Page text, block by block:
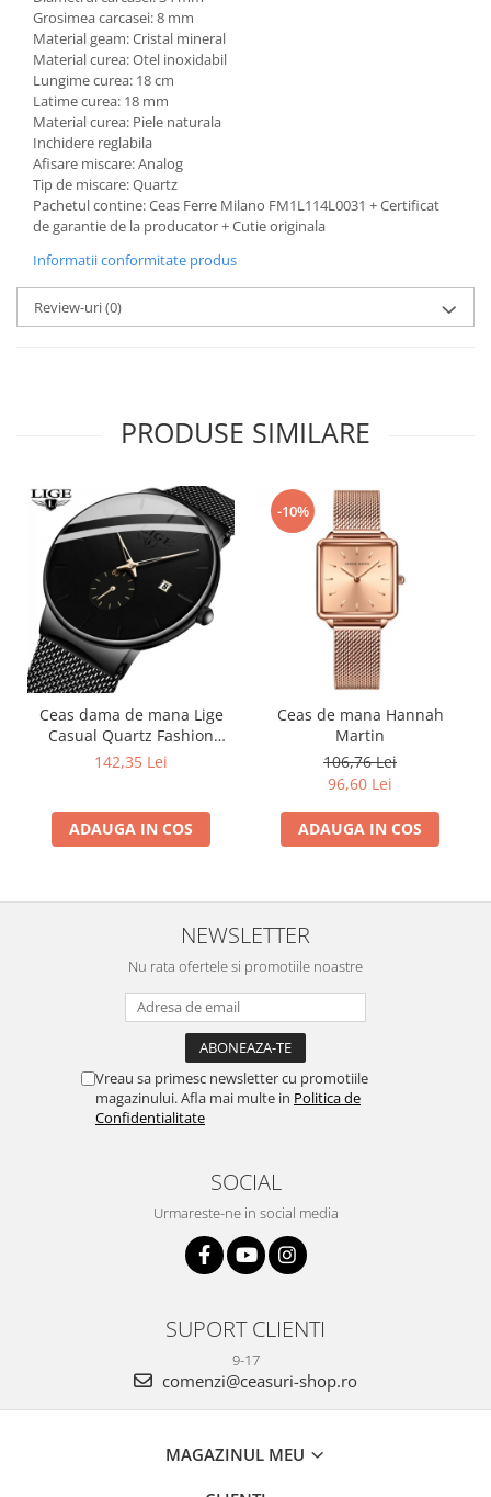
Grosimea carcasei: 8 mm
Material geam: Cristal mineral
Material curea: Otel inoxidabil
Lungime curea: 18 cm
Latime curea: 18 mm
Material curea: Piele naturala
Inchidere reglabila
Afisare miscare: Analog
Tip de miscare: Quartz
Pachetul contine: Ceas Ferre Milano FM1L114L0031 + Certificat
de garantie de la producator + Cutie originala
Informatii conformitate produs
Review-uri(0)
PRODUSE SIMILARE
Ceas dama de mana Lige
Casual Quartz Fashion
Analog Negru
142,35 Lei
ADAUGA IN COS
-10%
Ceas de mana Hannah
Martin
106,76 Lei
96,60 Lei
ADAUGA IN COS
NEWSLETTER
Nu rata ofertele si promotiile noastre
Vreau sa primesc newsletter cu promotiile
magazinului. Afla mai multe in Politica de
Confidentialitate
SOCIAL
Urmareste-ne in social media
SUPORT CLIENTI
9-17
comenzi@ceasuri-shop.ro
MAGAZINUL MEU